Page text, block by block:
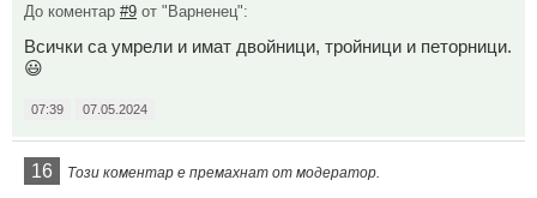
До коментар #9 от "Варненец":
Всички са умрели и имат двойници, тройници и петорници.
😃
07:39 07.05.2024
16 Този коментар е премахнат от модератор.